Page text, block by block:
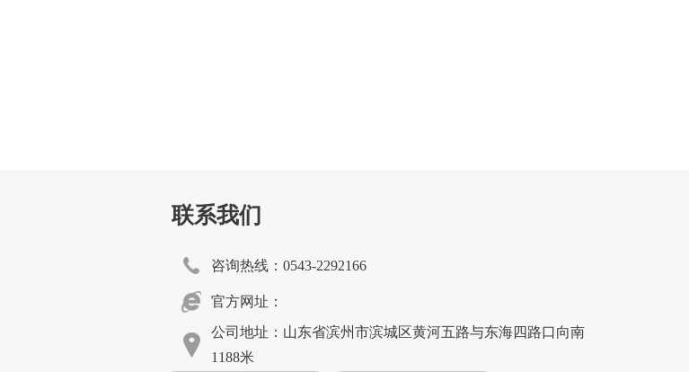
联系我们
咨询热线：0543-2292166
官方网址：
公司地址：山东省滨州市滨城区黄河五路与东海四路口向南
1188米